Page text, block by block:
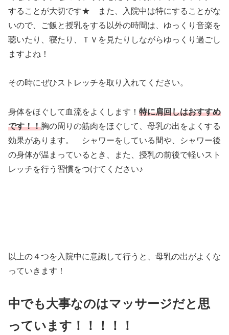
することが大切です★ また、入院中は特にすることがな
いので、ご飯と授乳をする以外の時間は、ゆっくり音楽を
聴いたり、寝たり、ＴＶを見たりしながらゆっくり過ごし
ますよね！
その時にぜひストレッチを取り入れてください。
身体をほぐして血流をよくします！ 特に肩回しはおすすめ
です！！胸の周りの筋肉をほぐして、母乳の出をよくする
効果があります。 シャワーをしている間や、シャワー後
の身体が温まっているとき、また、授乳の前後で軽いスト
レッチを行う習慣をつけてください♪
以上の４つを入院中に意識して行うと、母乳の出がよくな
っていきます！
中でも大事なのはマッサージだと思
っています！！！！！